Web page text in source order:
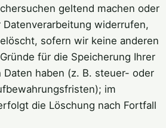
geltend machen oder
widerrufen,
sofern wir keine anderen
für die Speicherung Ihrer
Daten haben (z. B. steuer- oder
im
die Löschung nach Fortfall